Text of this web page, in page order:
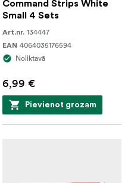
Command Strips White
Small 4 Sets
Art.nr. 134447
EAN 4064035176594
Noliktavā
6,99 €
Pievienot grozam